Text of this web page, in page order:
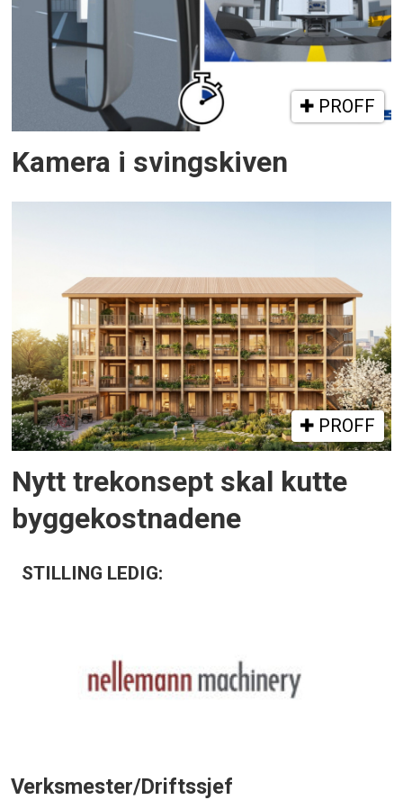
PROFF
Kamera i svingskiven
PROFF
Nytt trekonsept skal kutte
byggekostnadene
STILLING LEDIG:
Verksmester/Driftssjef